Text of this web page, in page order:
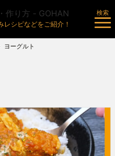
レシピなどをご紹介！
検索
ヨーグルト